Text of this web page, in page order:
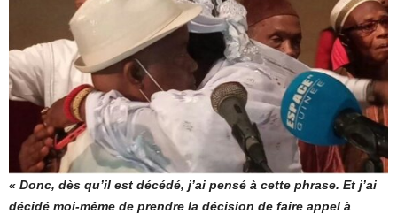
« Donc, dès qu’il est décédé, j’ai pensé à cette phrase. Et j’ai
décidé moi-même de prendre la décision de faire appel à